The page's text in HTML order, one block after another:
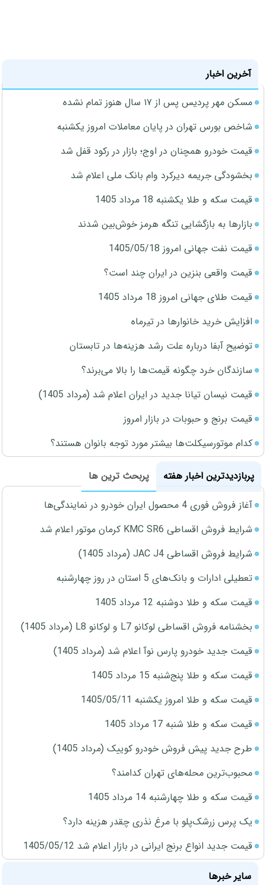
آخرین اخبار
مسکن مهر پردیس پس از ۱۷ سال هنوز تمام نشده
شاخص بورس تهران در پایان معاملات امروز یکشنبه
قیمت خودرو همچنان در اوج؛ بازار در رکود قفل شد
بخشودگی جریمه دیرکرد وام بانک ملی اعلام شد
قیمت سکه و طلا یکشنبه 18 مرداد 1405
بازارها به بازگشایی تنگه هرمز خوش‌بین شدند
قیمت نفت جهانی امروز 1405/05/18
قیمت واقعی بنزین در ایران چند است؟
قیمت طلای جهانی امروز 18 مرداد 1405
افزایش خرید خانوارها در تیرماه
توضیح آبفا درباره علت رشد هزینه‌ها در تابستان
سازندگان خرد چگونه قیمت‌ها را بالا می‌برند؟
قیمت نیسان تیانا جدید در ایران اعلام شد (مرداد 1405)
قیمت برنج و حبوبات در بازار امروز
کدام موتورسیکلت‌ها بیشتر مورد توجه بانوان هستند؟
پربازدیدترین اخبار هفته
پربحث ترین ها
آغاز فروش فوری 4 محصول ایران خودرو در نمایندگی‌ها
شرایط فروش اقساطی KMC SR6 کرمان موتور اعلام شد
شرایط فروش اقساطی JAC J4 (مرداد 1405)
تعطیلی ادارات و بانک‌های 5 استان در روز چهارشنبه
قیمت سکه و طلا دوشنبه 12 مرداد 1405
بخشنامه فروش اقساطی لوکانو L7 و لوکانو L8 (مرداد 1405)
قیمت جدید خودرو پارس نوآ اعلام شد (مرداد 1405)
قیمت سکه و طلا پنج‌شنبه 15 مرداد 1405
قیمت سکه و طلا امروز یکشنبه 1405/05/11
قیمت سکه و طلا شنبه 17 مرداد 1405
طرح جدید پیش فروش خودرو کوییک (مرداد 1405)
محبوب‌ترین محله‌های تهران کدامند؟
قیمت سکه و طلا چهارشنبه 14 مرداد 1405
یک پرس زرشک‌پلو با مرغ نذری چقدر هزینه دارد؟
قیمت جدید انواع برنج ایرانی در بازار اعلام شد 1405/05/12
سایر خبرها